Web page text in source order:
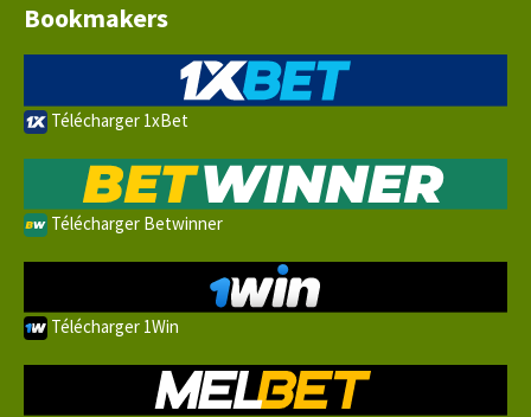
Bookmakers
Télécharger 1xBet
Télécharger Betwinner
Télécharger 1Win